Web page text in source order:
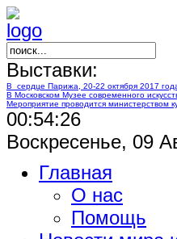
Выставки:
В сердце Парижа, 20-22 октября 2017
В Московском Музее современного
Мероприятие проводится министерством
00:54:27
Воскресенье, 09
Главная
О нас
Помощь